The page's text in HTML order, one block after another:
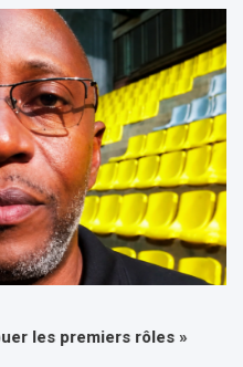
les premiers rôles »